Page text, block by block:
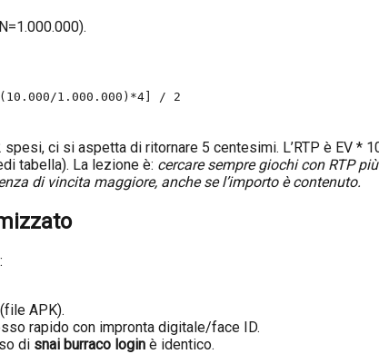
1.000.000)*4] / 2
ci si aspetta di ritornare 5 centesimi. L’RTP è EV *
tabella). La lezione è: cercare sempre giochi con RTP
di vincita maggiore, anche se l’importo è contenuto.
APK).
rapido con impronta digitale/face ID.
di snai burraco login è identico.